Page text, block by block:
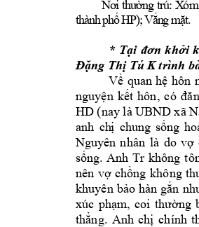
Nơi thường trú: Xóm
thànhphốHP);Vắngmặt.
* Tại đơn khởi
Đặng Thị Tú K trình
Về quan hệ hôn
nguyện kết hôn, có đ
HD (nay là UBND xã
anh chị chung sống
Nguyên nhân là do vợ
sống. Anh Tr không
nên vợ chồng không
khuyên bảo hàn gắn n
xúc phạm, coi thường
thẳng. Anh chị chính